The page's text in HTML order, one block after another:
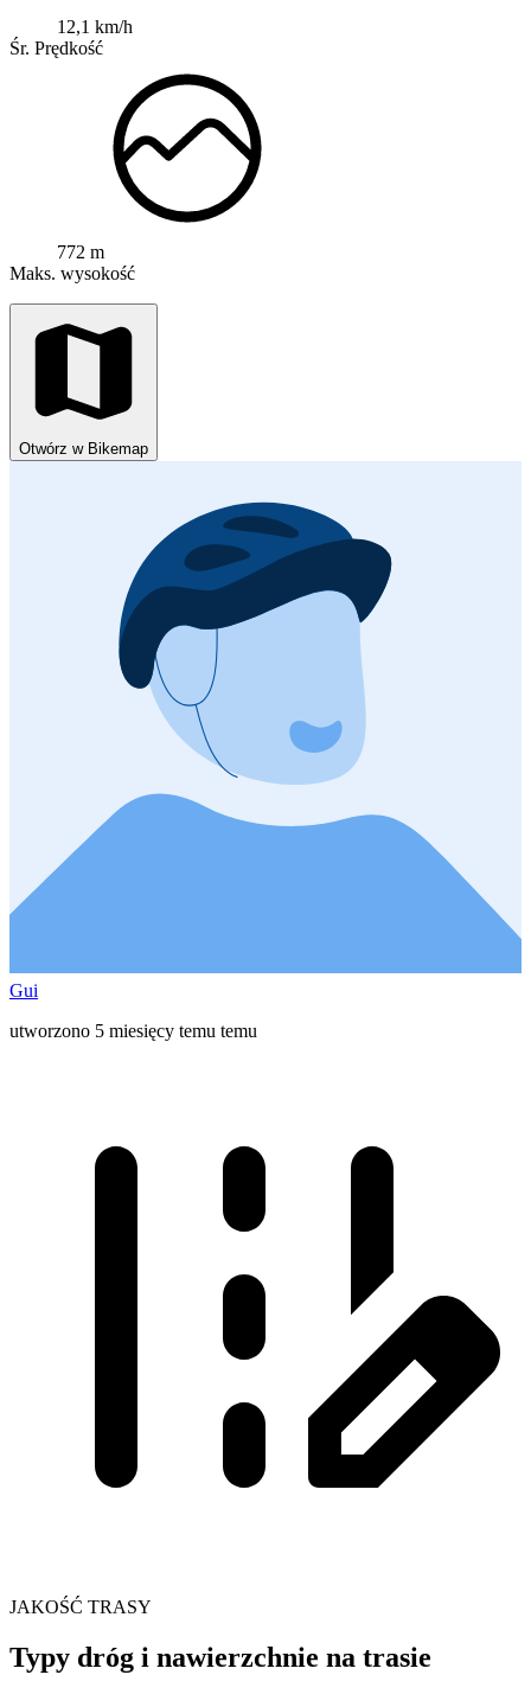
12,1 km/h
Śr. Prędkość
772 m
Maks. wysokość
Otwórz w Bikemap
Gui
utworzono 5 miesięcy temu temu
JAKOŚĆ TRASY
Typy dróg i nawierzchnie na trasie